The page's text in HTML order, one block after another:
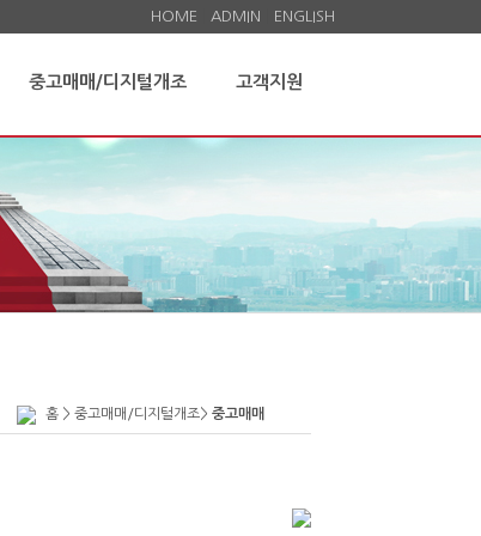
HOME ADMIN ENGLISH
중고매매/디지털개조 고객지원
홈 > 중고매매/디지털개조> 중고매매